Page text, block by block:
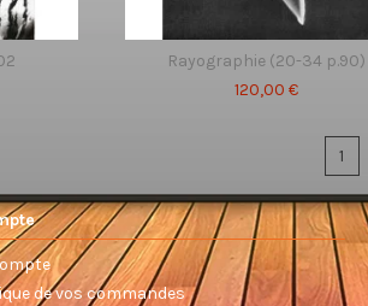
Rayographie (20-34 p.90)
120,00 €
1
de vos commandes